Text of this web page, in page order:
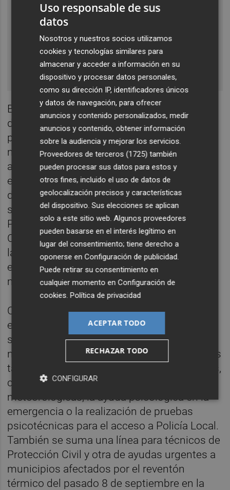
El Consell duplica las ayudas
a los toros: destina más de un
millón a través del
presupuesto de Emergencias
Pepa Garcia
En cualquier caso, el departamento que
dirige
Juan Carlos Valderrama
aprobó su
plan de subvenciones hace apenas tres
meses, antes de que el Ejecutivo
autonómico presentara sus cuentas. Por
ello, se ha planteado esta modificación del
documento para incluir las nuevas líneas de
subvención contempladas en el proyecto de
Presupuestos. Un movimiento con el que el
Consell cumple con el mandato legal de que
las ayudas estén integradas en un plan
estratégico antes de la concesión de las
mismas.
Con esta modificación, Emergencias amplía
en siete el número de líneas de
subvenciones, hasta un total de 21. Las
novedades, además de las ya citadas ayudas
taurinas, se destinan a diferentes cometidos,
como la instalación de estaciones
meteorológicas, la ayuda psicológica en la
emergencia o la realización de pruebas
psicotécnicas para el acceso a Policía Local.
También se suma una línea para técnicos de
Protección Civil y otra de ayudas urgentes a
municipios afectados por el reventón
térmico del pasado 8 de septiembre en la
Uso responsable de sus
datos
Nosotros y nuestros socios utilizamos
cookies y tecnologías similares para
almacenar y acceder a información en su
dispositivo y procesar datos personales,
como su dirección IP, identificadores únicos
y datos de navegación, para ofrecer
anuncios y contenido personalizados, medir
anuncios y contenido, obtener información
sobre la audiencia y mejorar los servicios.
Proveedores de terceros (1725) también
pueden procesar sus datos para estos y
otros fines, incluido el uso de datos de
geolocalización precisos y características
del dispositivo. Sus elecciones se aplican
solo a este sitio web. Algunos proveedores
pueden basarse en el interés legítimo en
lugar del consentimiento; tiene derecho a
oponerse enConfiguración de publicidad.
Puede retirar su consentimiento en
cualquier momento enConfiguración de
cookies.Política de privacidad
ACEPTAR TODO
RECHAZAR TODO
CONFIGURAR